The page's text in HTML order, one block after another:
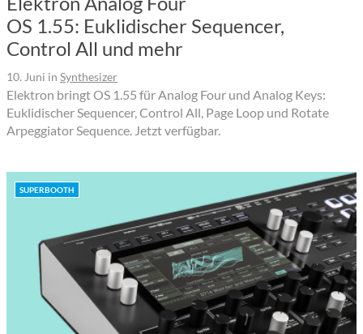
OS 1.55: Euklidischer Sequencer,
Control All und mehr
10. Juni in Synthesizer
Elektron bringt OS 1.55 für Analog Four und Analog Keys:
Euklidischer Sequencer, Control All, Page Loop und Rotate
Arpeggiator Sequence. Jetzt verfügbar.
SUPERBOOTH